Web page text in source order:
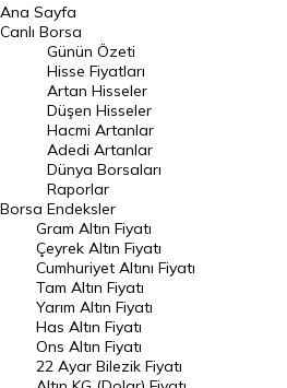
BIST 100 Hisseleri
En Çok Artan Hisseler
En Çok Düşen Hisseler
Hacmi Artanlar
Geçmiş Kapanışlar
Dünya Borsaları
Raporlar
Endeksler
DÖVİZ
Döviz Kuru
Dolar Kuru
Ana Sayfa
Canlı Borsa
Borsa
Günün Özeti
Hisse Fiyatları
Artan Hisseler
Düşen Hisseler
Hacmi Artanlar
Adedi Artanlar
Dünya Borsaları
Raporlar
Endeksler
Gram Altın Fiyatı
Çeyrek Altın Fiyatı
Cumhuriyet Altını Fiyatı
Tam Altın Fiyatı
Yarım Altın Fiyatı
Has Altın Fiyatı
Ons Altın Fiyatı
22 Ayar Bilezik Fiyatı